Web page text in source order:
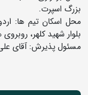
بزرگ اسپرت.
محل اسکان تیم ها:
بلوار شهید کلهر،
مسئول پذیرش: آقای علی نوروزی